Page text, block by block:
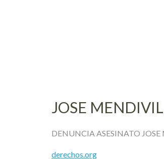
JOSE
DENUNCIA ASESINATO
derechos.org